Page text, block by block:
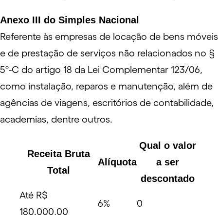
Anexo III do Simples Nacional
Referente às empresas de locação de bens móveis
e de prestação de serviços não relacionados no §
5º-C do artigo 18 da Lei Complementar 123/06,
como instalação, reparos e manutenção, além de
agências de viagens, escritórios de contabilidade,
academias, dentre outros.
Receita Bruta
Total
Alíquota
Qual o valor
a ser
descontado
Até R$
180.000,00
6% 0